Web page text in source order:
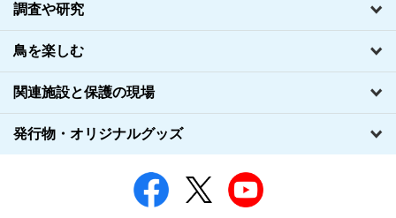
調査や研究
鳥を楽しむ
関連施設と保護の現場
発行物・オリジナルグッズ